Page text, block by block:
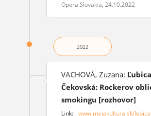
Opera Slovakia, 24.10.2022
2022
VACHOVÁ, Zuzana: Ľubica
Čekovská: Rockerov
smokingu [rozhovor]
Link: www.mojakultura.sk/